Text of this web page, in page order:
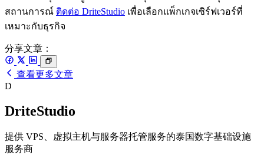
สถานการณ์ ติดต่อ DriteStudio เพื่อเลือกแพ็กเกจเซิร์ฟเวอร์ที่
เหมาะกับธุรกิจ
分享文章：
查看更多文章
D
DriteStudio
提供 VPS、虚拟主机与服务器托管服务的泰国数字基础设施
服务商